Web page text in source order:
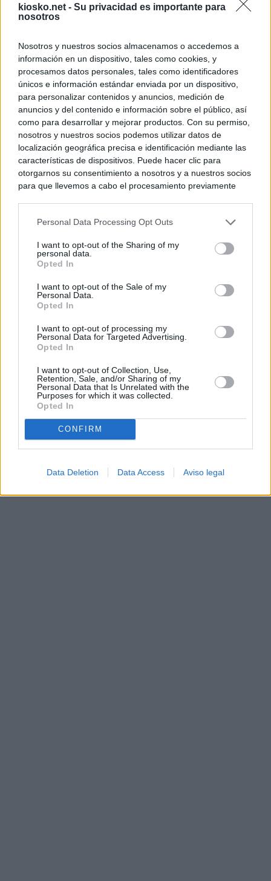
kiosko.net - Su privacidad es importante para
nosotros
Nosotros y nuestros socios almacenamos o accedemos a
información en un dispositivo, tales como cookies, y
procesamos datos personales, tales como identificadores
únicos e información estándar enviada por un dispositivo,
para personalizar contenidos y anuncios, medición de
anuncios y del contenido e información sobre el público, así
como para desarrollar y mejorar productos. Con su permiso,
nosotros y nuestros socios podemos utilizar datos de
localización geográfica precisa e identificación mediante las
características de dispositivos. Puede hacer clic para
otorgarnos su consentimiento a nosotros y a nuestros socios
para que llevemos a cabo el procesamiento previamente
negar su consentimiento. Tenga en cuenta que algún
de su consentimiento, pero usted tiene el derecho de
rechazar tal procesamiento. Sus preferencias se aplicarán
cualquier momento entrando de nuevo en este sitio web o
visitando nuestra política de privacidad.
Personal Data Processing Opt Outs
I want to opt-out of the Sharing of my
personal data.
Opted In
I want to opt-out of the Sale of my
Personal Data.
Opted In
I want to opt-out of processing my
Personal Data for Targeted Advertising.
Opted In
I want to opt-out of Collection, Use,
Retention, Sale, and/or Sharing of my
Personal Data that Is Unrelated with the
Purposes for which it was collected.
Opted In
CONFIRM
Data Deletion Data Access Aviso legal